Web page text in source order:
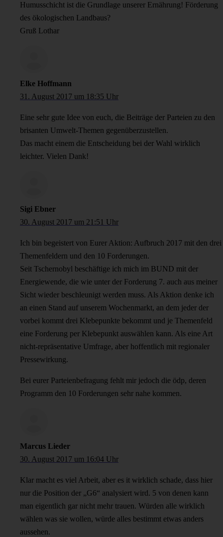
Humusschicht ist die Grundlage unserer Ernährung! Förderung
des ökologischen Landbaus?
Gruß Lothar
Elke Hoffmann
31. August 2017 um 18:35 Uhr
Eine sehr gute Idee von euch, die Beiträge der Parteien zu den
brisanten Umwelt-Themen gegenüberzustellen.
Das macht einem die Entscheidung bei der Wahl wirklich
leichter. Vielen Dank!
Sigi Ebner
30. August 2017 um 21:51 Uhr
Ich bin begeistert von Eurer Aktion: Aufbruch 2017 mit den drei
Themenfeldern und den 10 Forderungen.
Seit Tschernobyl beschäftige ich mich im BUND mit der
Energiewende, die wie unter der Forderung 7. auch aus meiner
Sicht wieder beschleunigt werden muss. Als Aktion denke ich
an einen Stand auf unserem Wochenmarkt, an dem jeder der
vorbei kommt drei Klebepunkte bekommt und je Themenfeld
eine Forderung per Klebepunkt auswählen kann. Als eine Art
nicht-repräsentative Umfrage, aber hoffentlich mit regionaler
Pressewirkung.
Bei eurer Parteienbefragung fehlt mir jedoch die ödp, deren
Programm den 10 Forderungen sehr nahe kommen.
Marcus Lieder
30. August 2017 um 16:04 Uhr
Klar macht es viel Arbeit, aber es it wirklich schade, dass hier
nur die Position der „G6“ analysiert wird. 5 von denen kann
man eigentlich gar nicht mehr trauen. Würden alle wirklich
wählen was sie wollen, würde alles bestimmt etwas anders
aussehen.